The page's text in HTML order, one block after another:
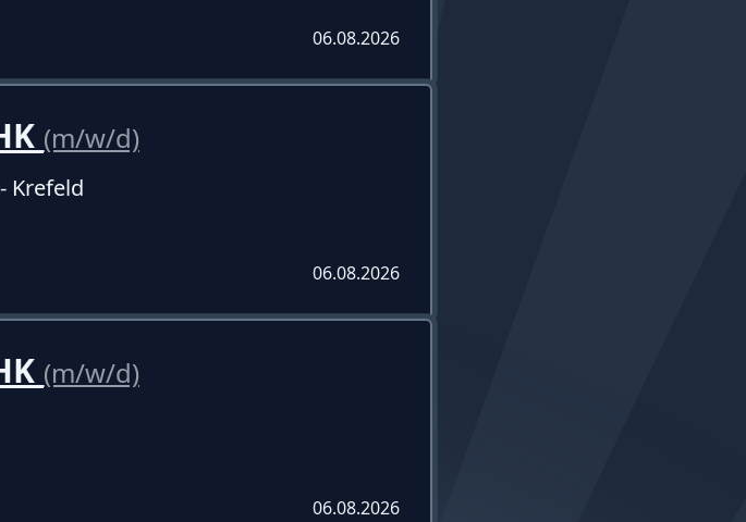
06.08.2026
(m/w/d)
Krefeld
06.08.2026
(m/w/d)
06.08.2026